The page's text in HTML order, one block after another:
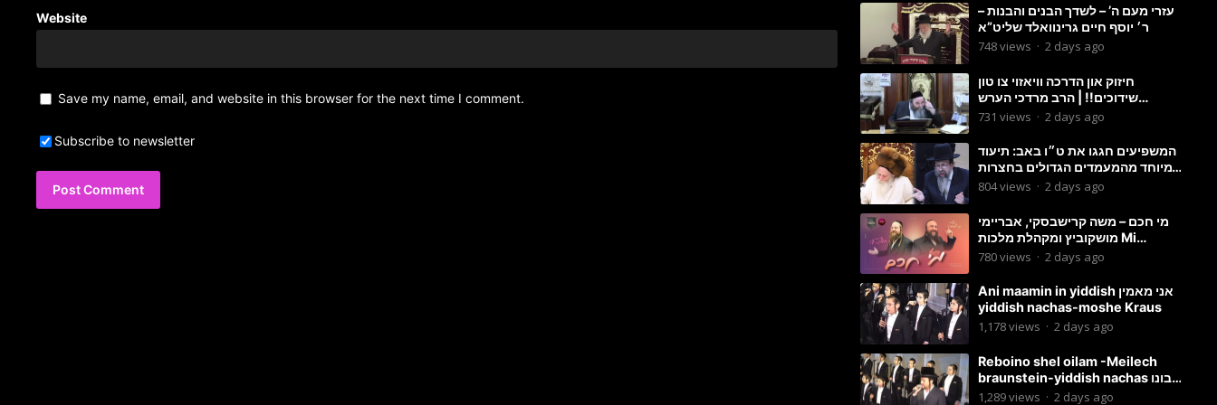
Website
Save my name, email, and website in this browser for the next time I comment.
Subscribe to newsletter
עזרי מעם ה’ – לשדך הבנים והבנות –
ר׳ יוסף חיים גרינוואלד שליט”א
748views · 2 days ago
חיזוק און הדרכה וויאזוי צו טון
שידוכים!! | הרב מרדכי הערש
שפיצער
731 views · 2 days ago
המשפיעים חגגו את ט״ו באב: תיעוד
מיוחד מהמעמדים הגדולים בחצרות
האדמו״ר מסטוטשין והגרי״מ
804views · 2 days ago
מי חכם – משה קרישבסקי, אבריימי
מושקוביץ ומקהלת מלכות Mi
Chacham I
780views · 2 days ago
Ani maamin in yiddish אני מאמין
yiddish nachas-moshe Kraus
1,178views · 2 days ago
Reboino shel oilam -Meilech
braunstein-yiddish nachas רבונו
של עולם
1,289views · 2 days ago